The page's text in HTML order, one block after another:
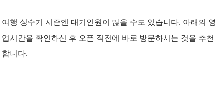
여행 성수기 시즌엔 대기인원이 많을 수도 있습니다. 아래의 영
업시간을 확인하신 후 오픈 직전에 바로 방문하시는 것을 추천
합니다.